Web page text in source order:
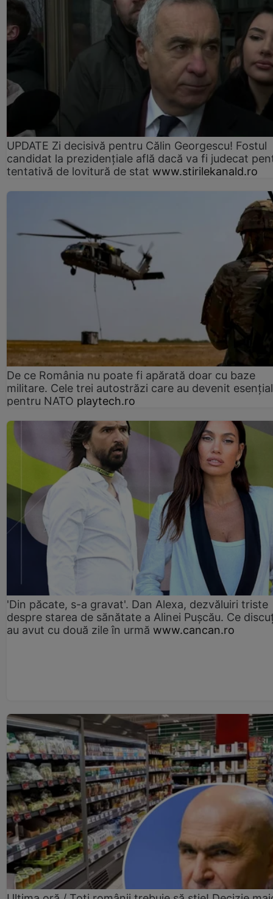
UPDATE Zi decisivă pentru Călin Georgescu! Fostul
candidat la prezidențiale află dacă va fi judecat
tentativă de lovitură de stat www.stirilekanald.ro
De ce România nu poate fi apărată doar cu baze
militare. Cele trei autostrăzi care au devenit
pentru NATO playtech.ro
'Din păcate, s-a gravat'. Dan Alexa, dezvăluiri triste
despre starea de sănătate a Alinei Pușcău. Ce
au avut cu două zile în urmă www.cancan.ro